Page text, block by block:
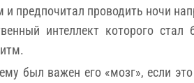
предпочитал проводить ночи
интеллект которого
был важен его «мозг», если